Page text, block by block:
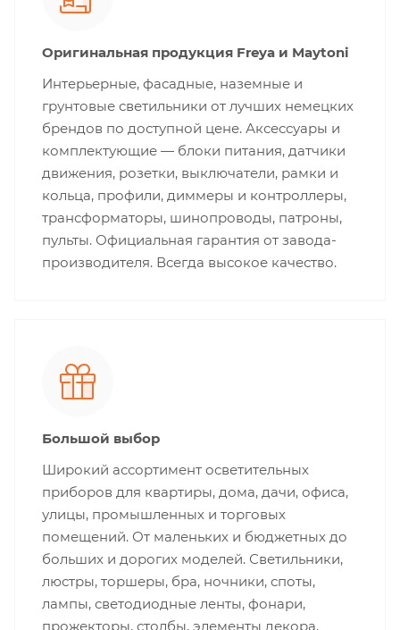
Оригинальная продукция Freya и Maytoni
Интерьерные, фасадные, наземные и
грунтовые светильники от лучших немецких
брендов по доступной цене. Аксессуары и
комплектующие — блоки питания, датчики
движения, розетки, выключатели, рамки и
кольца, профили, диммеры и контроллеры,
трансформаторы, шинопроводы, патроны,
пульты. Официальная гарантия от завода-
производителя. Всегда высокое качество.
Большой выбор
Широкий ассортимент осветительных
приборов для квартиры, дома, дачи, офиса,
улицы, промышленных и торговых
помещений. От маленьких и бюджетных до
больших и дорогих моделей. Светильники,
люстры, торшеры, бра, ночники, споты,
лампы, светодиодные ленты, фонари,
прожекторы, столбы, элементы декора,